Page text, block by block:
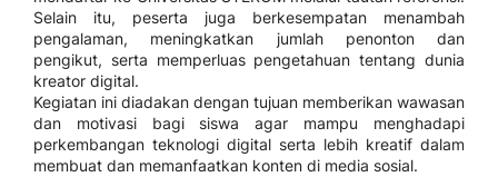
Selain itu, peserta juga berkesempatan menambah
pengalaman, meningkatkan jumlah penonton dan
pengikut, serta memperluas pengetahuan tentang dunia
kreator digital.
Kegiatan ini diadakan dengan tujuan memberikan wawasan
dan motivasi bagi siswa agar mampu menghadapi
perkembangan teknologi digital serta lebih kreatif dalam
membuat dan memanfaatkan konten di media sosial.